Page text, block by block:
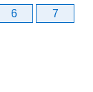
6
7